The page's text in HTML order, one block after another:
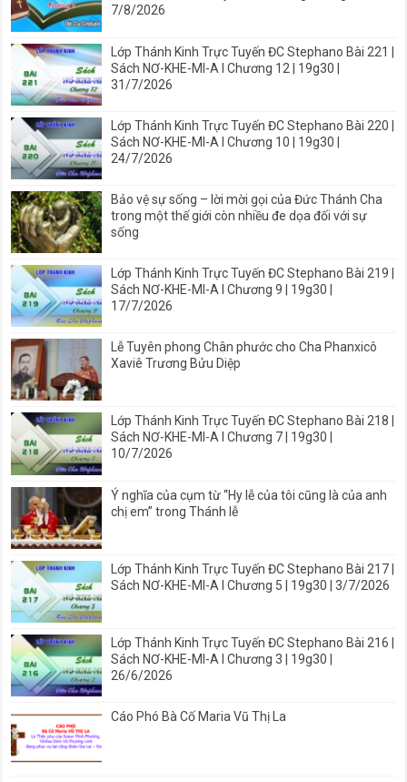
7/8/2026
Lớp Thánh Kinh Trực Tuyến ĐC Stephano Bài 221 |
Sách NƠ-KHE-MI-A I Chương 12 | 19g30 |
31/7/2026
Lớp Thánh Kinh Trực Tuyến ĐC Stephano Bài 220 |
Sách NƠ-KHE-MI-A I Chương 10 | 19g30 |
24/7/2026
Bảo vệ sự sống – lời mời gọi của Đức Thánh Cha
trong một thế giới còn nhiều đe dọa đối với sự
sống
Lớp Thánh Kinh Trực Tuyến ĐC Stephano Bài 219 |
Sách NƠ-KHE-MI-A I Chương 9 | 19g30 |
17/7/2026
Lễ Tuyên phong Chân phước cho Cha Phanxicô
Xaviê Trương Bửu Diệp
Lớp Thánh Kinh Trực Tuyến ĐC Stephano Bài 218 |
Sách NƠ-KHE-MI-A I Chương 7 | 19g30 |
10/7/2026
Ý nghĩa của cụm từ “Hy lễ của tôi cũng là của anh
chị em” trong Thánh lễ
Lớp Thánh Kinh Trực Tuyến ĐC Stephano Bài 217 |
Sách NƠ-KHE-MI-A I Chương 5 | 19g30 | 3/7/2026
Lớp Thánh Kinh Trực Tuyến ĐC Stephano Bài 216 |
Sách NƠ-KHE-MI-A I Chương 3 | 19g30 |
26/6/2026
Cáo Phó Bà Cố Maria Vũ Thị La